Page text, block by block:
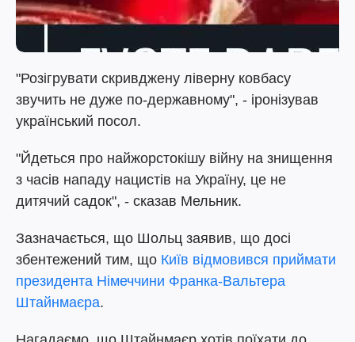
"Розігрувати скривджену ліверну ковбасу
звучить не дуже по-державному", - іронізував
український посол.
"Йдеться про найжорстокішу війну на знищення
з часів нападу нацистів на Україну, це не
дитячий садок", - сказав Мельник.
Зазначається, що Шольц заявив, що досі
збентежений тим, що Київ відмовився приймати
президента Німеччини Франка-Вальтера
Штайнмаєра.